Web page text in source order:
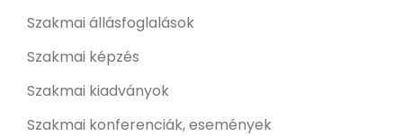
Szakmai állásfoglalások
Szakmai képzés
Szakmai kiadványok
Szakmai konferenciák, események